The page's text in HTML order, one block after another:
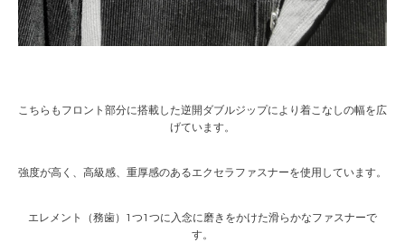
こちらもフロント部分に搭載した逆開ダブルジップにより着こなしの幅を広
げています。
強度が高く、高級感、重厚感のあるエクセラファスナーを使用しています。
エレメント（務歯）1つ1つに入念に磨きをかけた滑らかなファスナーで
す。